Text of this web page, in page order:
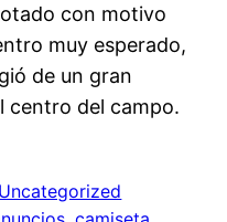
con motivo
muy esperado,
de un gran
centro del campo.
Uncategorized